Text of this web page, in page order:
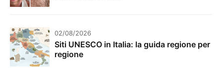
02/08/2026
Siti UNESCO in Italia: la guida regione per
regione